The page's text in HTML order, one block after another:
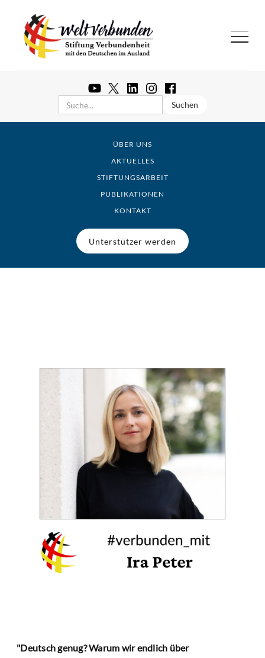
ÜBER UNS
AKTUELLES
STIFTUNGSARBEIT
PUBLIKATIONEN
KONTAKT
Unterstützer werden
"Deutsch genug? Warum wir endlich über